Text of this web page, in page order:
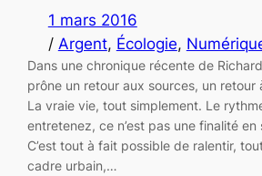
1 mars 2016
/ Argent, Écologie,
Dans une chronique récente de
prône un retour aux sources, un retour
La vraie vie, tout simplement. Le
entretenez, ce n’est pas une finalité en
C’est tout à fait possible de ralentir,
cadre urbain,…